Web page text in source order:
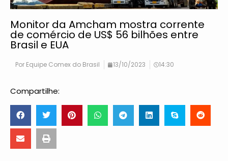
Monitor da Amcham mostra corrente
de comércio de US$ 56 bilhões entre
Brasil e EUA
Por Equipe Comex do Brasil 13/10/2023 14:30
Compartilhe: